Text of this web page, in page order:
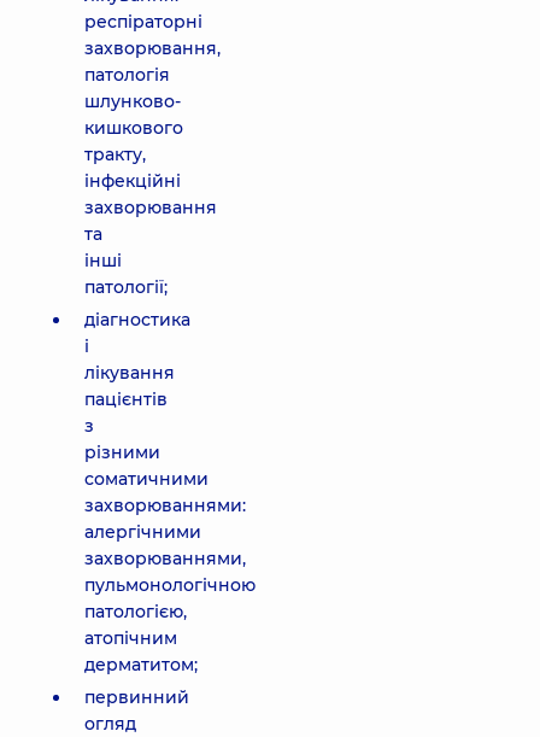
респіраторні
захворювання,
патологія
шлунково-
кишкового
тракту,
інфекційні
захворювання
та
інші
патології;
діагностика
і
лікування
пацієнтів
з
різними
соматичними
захворюваннями:
алергічними
захворюваннями,
пульмонологічною
патологією,
атопічним
дерматитом;
первинний
огляд